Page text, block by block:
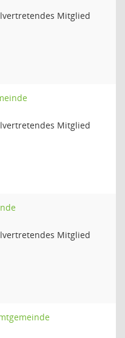
Mitglied
Mitglied
Mitglied